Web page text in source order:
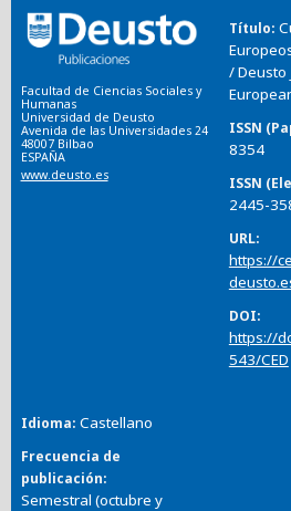
Facultad de Ciencias Sociales y
Humanas
Universidad de Deusto
Avenida de las Universidades 24
48007 Bilbao
ESPAÑA
www.deusto.es
Título
/ Deusto
ISSN
8354
ISSN
2445-
URL
https://
DOI
https://
543/CED
Idioma Castellano
Frecuencia de
publicación
Semestral (octubre y